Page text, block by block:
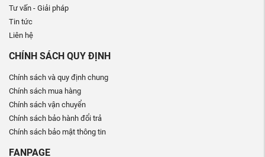
Tư vấn - Giải pháp
Tin tức
Liên hệ
CHÍNH SÁCH QUY ĐỊNH
Chính sách và quy định chung
Chính sách mua hàng
Chính sách vận chuyển
Chính sách bảo hành đổi trả
Chính sách bảo mật thông tin
FANPAGE